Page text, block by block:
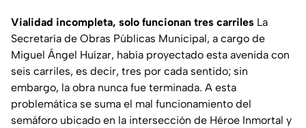
Vialidad incompleta, solo funcionan tres carriles La
Secretaría de Obras Públicas Municipal, a cargo de
Miguel Ángel Huízar, había proyectado esta avenida con
seis carriles, es decir, tres por cada sentido; sin
embargo, la obra nunca fue terminada. A esta
problemática se suma el mal funcionamiento del
semáforo ubicado en la intersección de Héroe Inmortal y